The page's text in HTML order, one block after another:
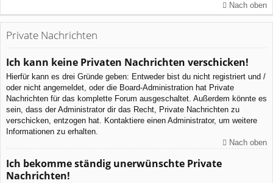
Nach oben
Private Nachrichten
Ich kann keine Privaten Nachrichten verschicken!
Hierfür kann es drei Gründe geben: Entweder bist du nicht registriert und /
oder nicht angemeldet, oder die Board-Administration hat Private
Nachrichten für das komplette Forum ausgeschaltet. Außerdem könnte es
sein, dass der Administrator dir das Recht, Private Nachrichten zu
verschicken, entzogen hat. Kontaktiere einen Administrator, um weitere
Informationen zu erhalten.
Nach oben
Ich bekomme ständig unerwünschte Private
Nachrichten!